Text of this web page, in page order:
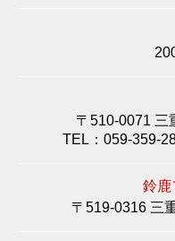
〒510-0071 三
TEL：059-359-
鈴鹿
〒519-0316 三